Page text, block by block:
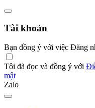
Tài khoản
Bạn đồng ý với việc Đăng
Tôi đã đọc và đồng ý với
mật
Zalo